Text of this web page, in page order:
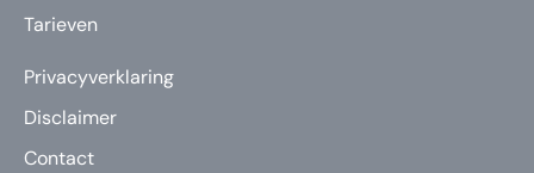
Tarieven
Privacyverklaring
Disclaimer
Contact